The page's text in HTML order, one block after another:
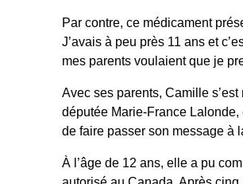
Par contre, ce médicament
J’avais à peu près 11 ans et
mes parents voulaient que je
Avec ses parents, Camille
députée Marie-France
de faire passer son message à
À l’âge de 12 ans, elle a pu